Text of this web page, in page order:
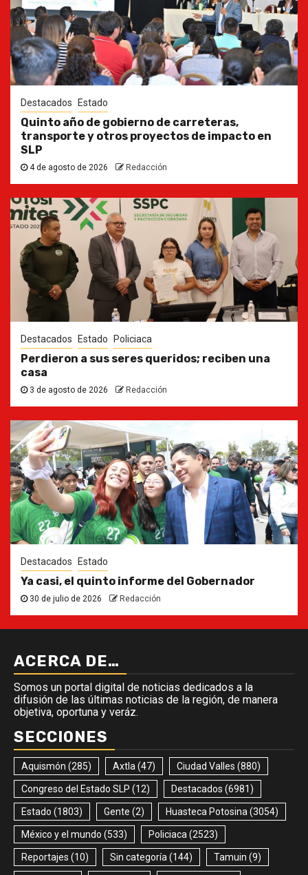
Destacados Estado
Quinto año de gobierno de carreteras,
transporte y otros proyectos de impacto en
SLP
4 de agosto de 2026 Redacción
Destacados Estado Policiaca
Perdieron a sus seres queridos; reciben una
casa
3 de agosto de 2026 Redacción
Destacados Estado
Ya casi, el quinto informe del Gobernador
30 de julio de 2026 Redacción
ACERCA DE…
Somos un portal digital de noticias dedicados a la
difusión de las últimas noticias de la región, de manera
objetiva, oportuna y veráz.
SECCIONES
Aquismón (285) Axtla (47) Ciudad Valles (880)
Congreso del Estado SLP (12) Destacados (6981)
Estado (1803) Gente (2) Huasteca Potosina (3054)
México y el mundo (533) Policiaca (2523)
Reportajes (10) Sin categoría (144) Tamuin (9)